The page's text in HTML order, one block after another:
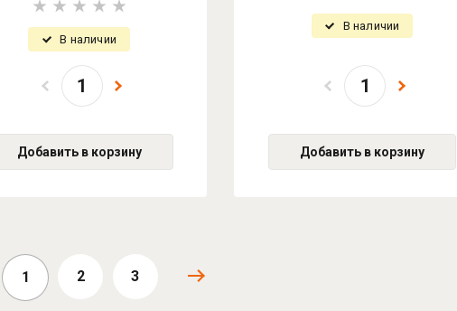
В наличии
Добавить в корзину
В наличии
Добавить в корзину
1 2 3